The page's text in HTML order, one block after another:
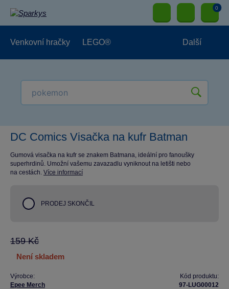
0
Venkovní hračky LEGO® Další
DC Comics Visačka na kufr Batman
Gumová visačka na kufr se znakem Batmana, ideální pro fanoušky
superhrdinů. Umožní vašemu zavazadlu vyniknout na letišti nebo
na cestách. Více informací
PRODEJ SKONČIL
159 Kč
není skladem
Výrobce:
Epee Merch
Kód produktu:
97-LUG00012